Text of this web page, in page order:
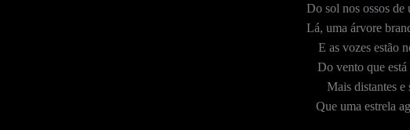
Do sol nos ossos de
Lá, uma árvore
E as vozes estão
Do vento que está
Mais distantes e
Que uma estrela